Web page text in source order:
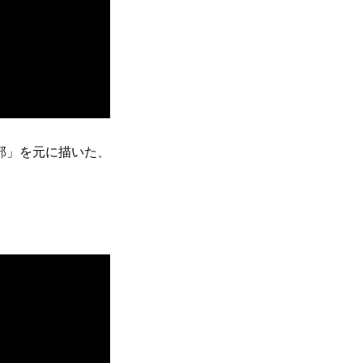
を元に描いた、